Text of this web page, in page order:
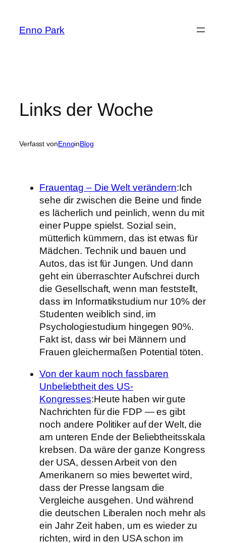
springen
Enno Park
Links der Woche
Verfasst vonEnnoinBlog
Frauentag – Die Welt verändern:Ich
sehe dir zwischen die Beine und finde
es lächerlich und peinlich, wenn du mit
einer Puppe spielst. Sozial sein,
mütterlich kümmern, das ist etwas für
Mädchen. Technik und bauen und
Autos, das ist für Jungen. Und dann
geht ein überraschter Aufschrei durch
die Gesellschaft, wenn man feststellt,
dass im Informatikstudium nur 10% der
Studenten weiblich sind, im
Psychologiestudium hingegen 90%.
Fakt ist, dass wir bei Männern und
Frauen gleichermaßen Potential töten.
Von der kaum noch fassbaren
Unbeliebtheit des US-
Kongresses:Heute haben wir gute
Nachrichten für die FDP — es gibt
noch andere Politiker auf der Welt, die
am unteren Ende der Beliebtheitsskala
krebsen. Da wäre der ganze Kongress
der USA, dessen Arbeit von den
Amerikanern so mies bewertet wird,
dass der Presse langsam die
Vergleiche ausgehen. Und während
die deutschen Liberalen noch mehr als
ein Jahr Zeit haben, um es wieder zu
richten, wird in den USA schon im